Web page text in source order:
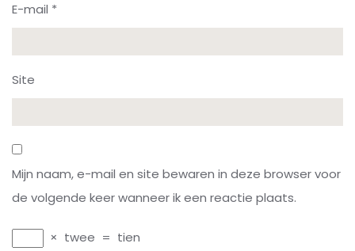
E-mail *
Site
Mijn naam, e-mail en site bewaren in deze browser voor
de volgende keer wanneer ik een reactie plaats.
× twee = tien